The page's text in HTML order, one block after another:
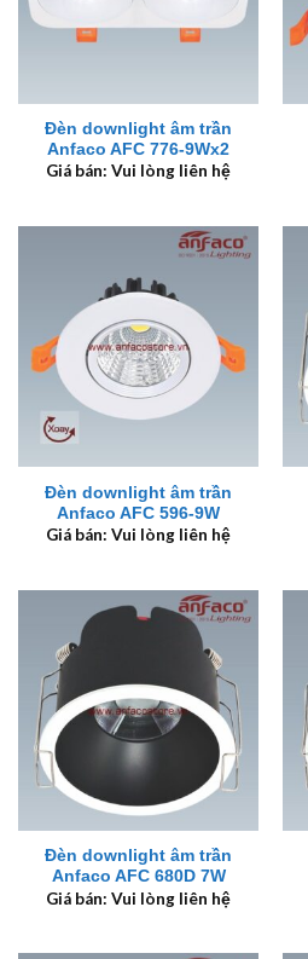
Đèn downlight âm trần
Anfaco AFC 776-9Wx2
Giá bán: Vui lòng liên hệ
Đèn downlight âm trần
Anfaco AFC 596-9W
Giá bán: Vui lòng liên hệ
Đèn downlight âm trần
Anfaco AFC 680D 7W
Giá bán: Vui lòng liên hệ